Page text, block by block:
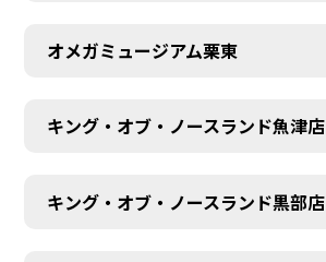
オメガミュージアム栗東
キング・オブ・ノースランド魚津店
キング・オブ・ノースランド黒部店